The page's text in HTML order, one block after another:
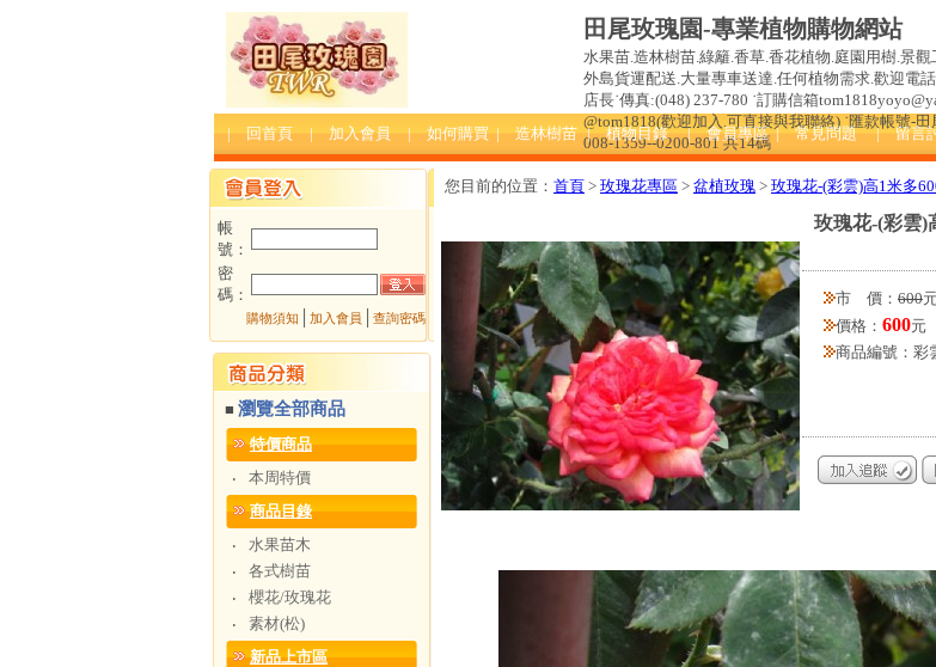
田尾玫瑰園-專業植物購物網站
水果苗.造林樹苗.綠籬.香草.香花植物.庭園用樹.景
外島貨運配送.大量專車送達.任何植物需求.歡迎電
店長˙傳真:(048) 237-780 ˙訂購信箱
@tom1818(歡迎加入.可直接與我聯絡) ˙匯款帳號-
008-1359--0200-801 共14碼
| 回首頁 | 加入會員 | 如何購買 | 造林樹苗 | 植物目錄 | 會員專區 | 常見問題 | 留言
帳
號：
密
碼：
購物須知 加入會員 查詢密碼
■ 瀏覽全部商品
特價商品
‧
本周特價
商品目錄
‧
水果苗木
‧
各式樹苗
‧
櫻花/玫瑰花
‧
素材(松)
新品上市區
您目前的位置： 首頁 > 玫瑰花專區 > 盆植玫瑰 > 玫瑰花-(彩雲)高1米多
玫瑰花-(彩雲)
市 價： 600
價格： 600元
商品編號：彩